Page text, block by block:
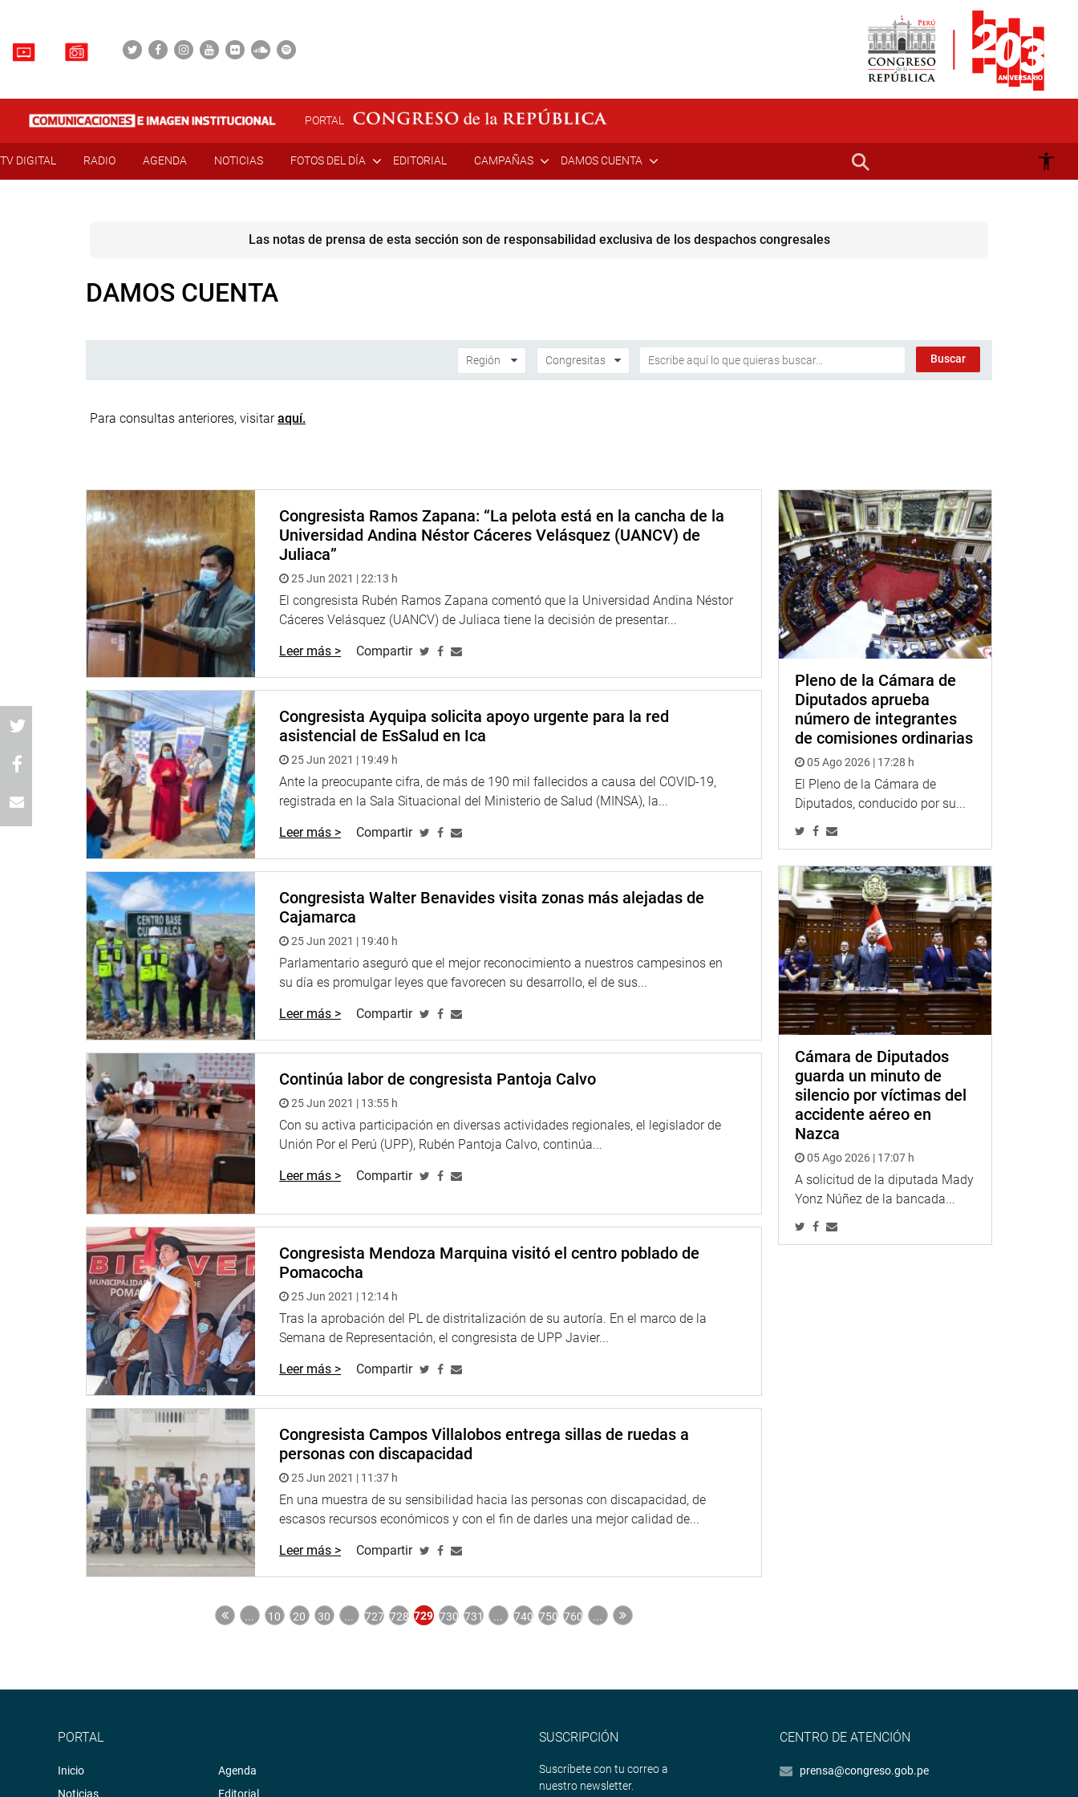
PORTAL
TV DIGITAL RADIO AGENDA NOTICIAS FOTOS DEL DÍA EDITORIAL CAMPAÑAS DAMOS CUENTA
Las notas de prensa de esta sección son de responsabilidad exclusiva de los despachos congresales
DAMOS CUENTA
Para consultas anteriores, visitaraquí.
Congresista Ramos Zapana: “La pelota está en la cancha de la
Universidad Andina Néstor Cáceres Velásquez (UANCV) de
Juliaca”
25 Jun 2021 | 22:13 h
El congresista Rubén Ramos Zapana comentó que la Universidad Andina Néstor
Cáceres Velásquez (UANCV) de Juliaca tiene la decisión de presentar...
Leer más > Compartir
Congresista Ayquipa solicita apoyo urgente para la red
asistencial de EsSalud en Ica
25 Jun 2021 | 19:49 h
Ante la preocupante cifra, de más de 190 mil fallecidos a causa del COVID-19,
registrada en la Sala Situacional del Ministerio de Salud (MINSA), la...
Leer más > Compartir
Congresista Walter Benavides visita zonas más alejadas de
Cajamarca
25 Jun 2021 | 19:40 h
Parlamentario aseguró que el mejor reconocimiento a nuestros campesinos en
su día es promulgar leyes que favorecen su desarrollo, el de sus...
Leer más > Compartir
Continúa labor de congresista Pantoja Calvo
25 Jun 2021 | 13:55 h
Con su activa participación en diversas actividades regionales, el legislador de
Unión Por el Perú (UPP), Rubén Pantoja Calvo, continúa...
Leer más > Compartir
Congresista Mendoza Marquina visitó el centro poblado de
Pomacocha
25 Jun 2021 | 12:14 h
Tras la aprobación del PL de distritalización de su autoría. En el marco de la
Semana de Representación, el congresista de UPP Javier...
Leer más > Compartir
Congresista Campos Villalobos entrega sillas de ruedas a
personas con discapacidad
25 Jun 2021 | 11:37 h
En una muestra de su sensibilidad hacia las personas con discapacidad, de
escasos recursos económicos y con el fin de darles una mejor calidad de...
Leer más > Compartir
... 10 20 30 ... 727 728 729 730 731 ... 740 750 760 ...
Pleno de la Cámara de
Diputados aprueba
número de integrantes
de comisiones ordinarias
05 Ago 2026 | 17:28 h
El Pleno de la Cámara de
Diputados, conducido por su...
Cámara de Diputados
guarda un minuto de
silencio por víctimas del
accidente aéreo en
Nazca
05 Ago 2026 | 17:07 h
A solicitud de la diputada Mady
Yonz Núñez de la bancada...
PORTAL
Inicio
Noticias
Agenda
Editorial
SUSCRIPCIÓN
Suscríbete con tu correo a
nuestro newsletter.
CENTRO DE ATENCIÓN
prensa@congreso.gob.pe